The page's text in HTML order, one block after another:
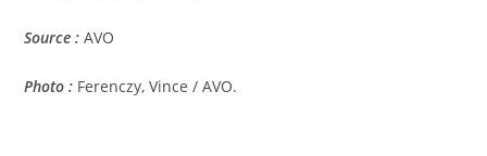
Source : AVO
Photo : Ferenczy, Vince / AVO.